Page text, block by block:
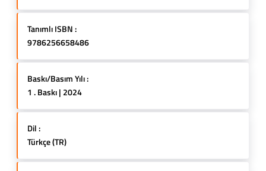
Tanımlı ISBN :
9786256658486
Baskı/Basım Yılı :
1 . Baskı | 2024
Dil :
Türkçe (TR)